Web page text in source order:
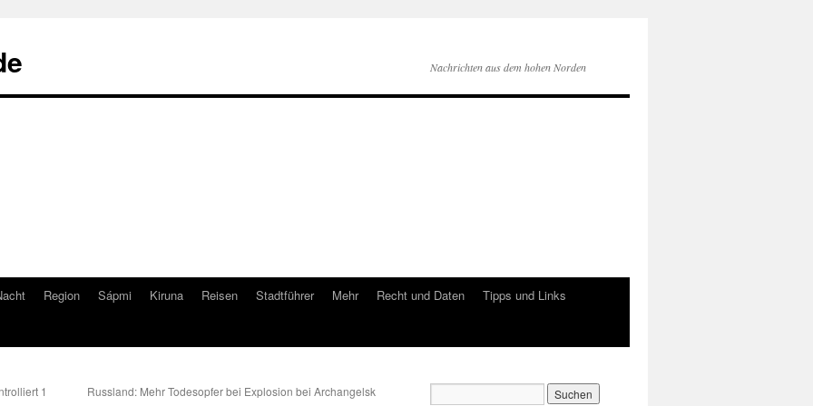
Nachrichten aus dem hohen Norden
Region Sápmi Kiruna Reisen Stadtführer Mehr Recht und Daten
Tipps und Links
1
Russland: Mehr Todesopfer bei Explosion bei Archangelsk